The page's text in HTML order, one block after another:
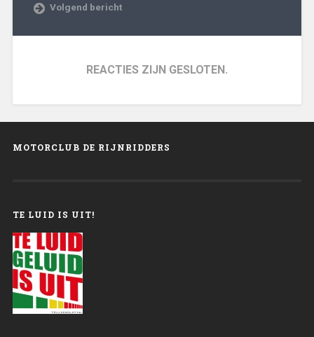
Volgend bericht
REACTIES ZIJN GESLOTEN.
MOTORCLUB DE RIJNRIDDERS
TE LUID IS UIT!